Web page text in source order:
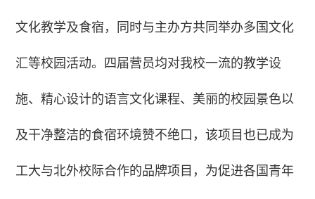
文化教学及食宿，同时与主办方共同举办多国文化
汇等校园活动。四届营员均对我校一流的教学设
施、精心设计的语言文化课程、美丽的校园景色以
及干净整洁的食宿环境赞不绝口，该项目也已成为
工大与北外校际合作的品牌项目，为促进各国青年